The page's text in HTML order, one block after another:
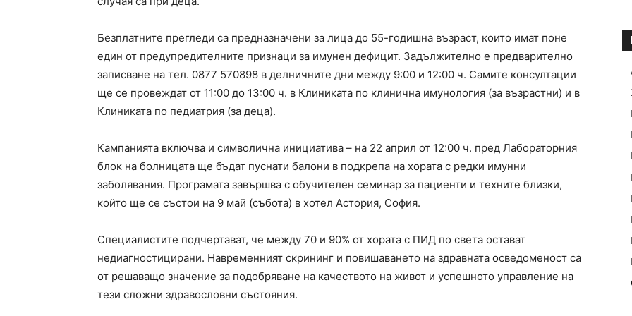
Безплатните прегледи са предназначени за лица до 55-годишна възраст, които имат поне
един от предупредителните признаци за имунен дефицит. Задължително е предварително
записване на тел. 0877 570898 в делничните дни между 9:00 и 12:00 ч. Самите консултации
ще се провеждат от 11:00 до 13:00 ч. в Клиниката по клинична имунология (за възрастни) и в
Клиниката по педиатрия (за деца).
Кампанията включва и символична инициатива – на 22 април от 12:00 ч. пред Лабораторния
блок на болницата ще бъдат пуснати балони в подкрепа на хората с редки имунни
заболявания. Програмата завършва с обучителен семинар за пациенти и техните близки,
който ще се състои на 9 май (събота) в хотел Астория, София.
Специалистите подчертават, че между 70 и 90% от хората с ПИД по света остават
недиагностицирани. Навременният скрининг и повишаването на здравната осведоменост са
от решаващо значение за подобряване на качеството на живот и успешното управление на
тези сложни здравословни състояния.